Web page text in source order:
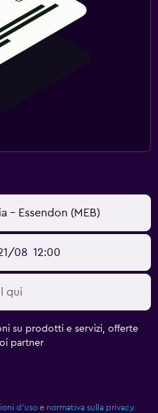
- Essendon (MEB)
08 12:00
su prodotti e servizi, offerte
partner
d'uso e normativa sulla privacy.